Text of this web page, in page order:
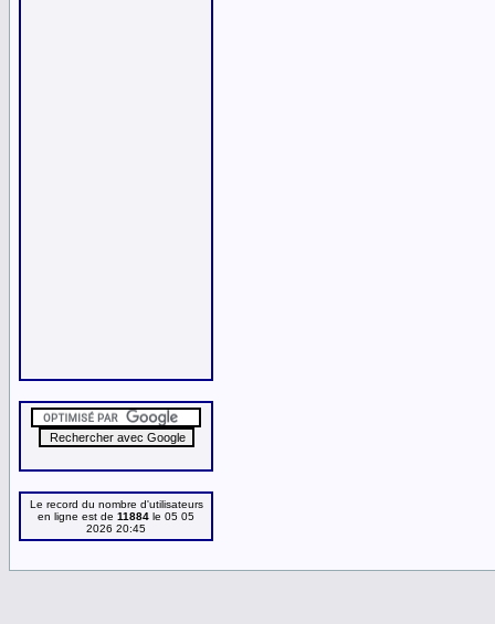
Le record du nombre d'utilisateurs
en ligne est de 11884 le 05 05
2026 20:45